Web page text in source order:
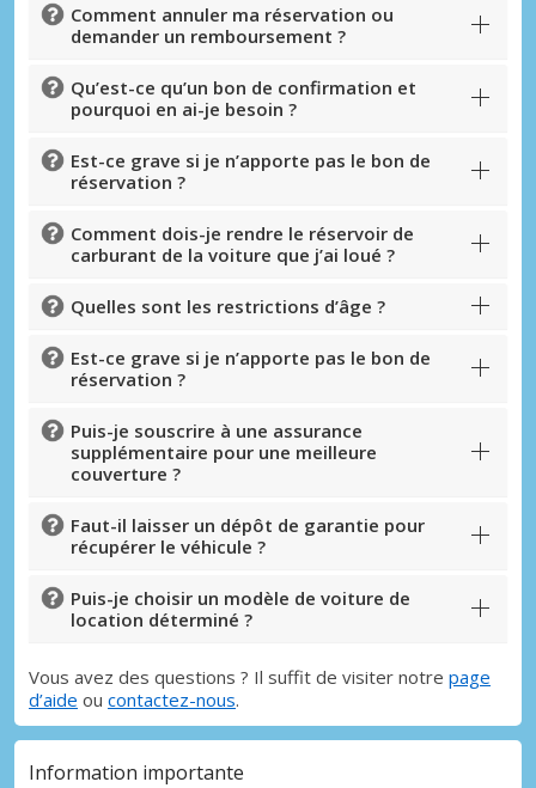
Comment annuler ma réservation ou
demander un remboursement ?
Qu’est-ce qu’un bon de confirmation et
pourquoi en ai-je besoin ?
Est-ce grave si je n’apporte pas le bon de
réservation ?
Comment dois-je rendre le réservoir de
carburant de la voiture que j’ai loué ?
Quelles sont les restrictions d’âge ?
Est-ce grave si je n’apporte pas le bon de
réservation ?
Puis-je souscrire à une assurance
supplémentaire pour une meilleure
couverture ?
Faut-il laisser un dépôt de garantie pour
récupérer le véhicule ?
Puis-je choisir un modèle de voiture de
location déterminé ?
Vous avez des questions ? Il suffit de visiter notre page
d’aide ou contactez-nous.
Information importante